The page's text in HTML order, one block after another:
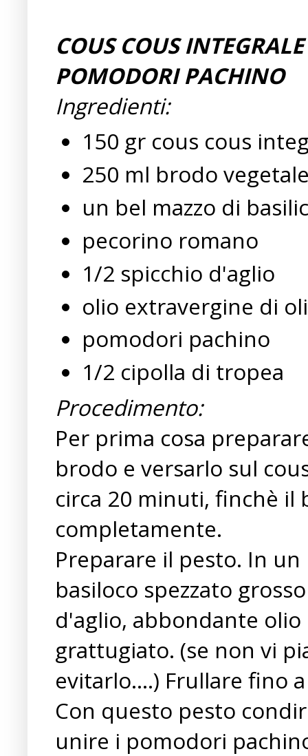
COUS COUS
POMODORI PACHINO
Ingredienti:
150 gr cous cous
250 ml brodo
un bel mazzo di
pecorino romano
1/2 spicchio d'aglio
olio extravergine di
pomodori pachino
1/2 cipolla di tropea
Procedimento:
Per prima cosa
brodo e versarlo sul
circa 20 minuti, finchè il
completamente.
Preparare il pesto. In
basiloco spezzato
d'aglio, abbondante
grattugiato. (se non vi
evitarlo....) Frullare fino
Con questo pesto
unire i pomodori